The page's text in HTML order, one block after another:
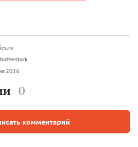
2026
0
комментарий